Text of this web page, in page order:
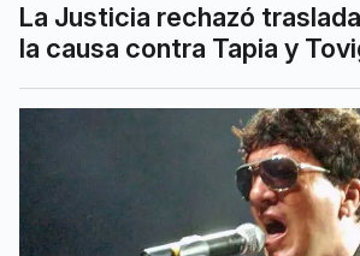
La Justicia rechazó
la causa contra Tapia y